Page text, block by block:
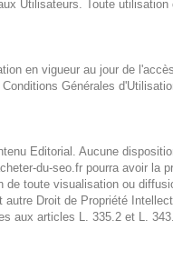
Utilisateurs. Toute utilisation
en vigueur au jour de
Générales
Editorial. Aucune
du-seo.fr pourra avoir la
toute visualisation ou
Droit de Propriété
aux articles L. 335.2 et L.